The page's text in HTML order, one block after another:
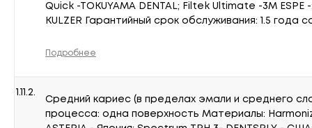
Quick -TOKUYAMA DENTAL; Filtek Ultimate -3M ESPE
KULZER Гарантийный срок обслуживания: 1.5 года
Подробнее
1.11.2.
Средний кариес (в пределах эмали и среднего
процесса: одна поверхность Материалы: